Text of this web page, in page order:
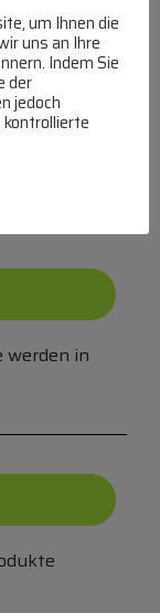
Team
67 60)
werden in
um Ihnen die
uns an Ihre
Indem Sie
der
jedoch
kontrollierte